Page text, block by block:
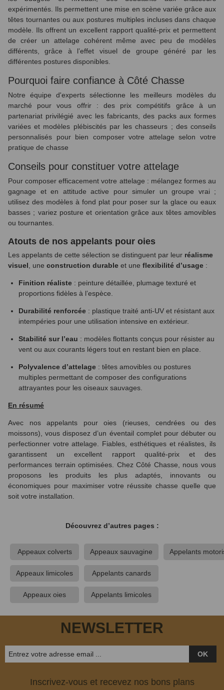
(3 avis)
expérimentés. Ils permettent une mise en scène variée grâce aux
têtes tournantes ou aux postures multiples incluses dans chaque
modèle. Ils offrent un excellent rapport qualité‑prix et permettent
de créer un attelage cohérent même avec peu de modèles
différents, grâce à l’effet visuel de groupe généré par les
différentes postures disponibles.
Pourquoi faire confiance à Côté Chasse
Notre équipe d'experts sélectionne les meilleurs modèles du
marché pour vous offrir : des prix compétitifs grâce à un
partenariat privilégié avec les fabricants, des packs aux formes
variées et modèles plébiscités par les chasseurs ; des conseils
personnalisés pour bien composer votre attelage selon votre
pratique de chasse
Conseils pour constituer votre attelage
Pour composer efficacement votre attelage : mélangez formes au
gagnage et en attitude active pour simuler un groupe vrai ;
utilisez des modèles à fond plat pour poser sur la glace ou eaux
basses ; variez posture et orientation grâce aux têtes amovibles
ou tournantes.
Atouts de nos appelants pour oies
Les appelants de cette sélection se distinguent par leur réalisme
visuel , une construction durable et une flexibilité d’usage :
Finition réaliste : peinture détaillée, plumage texturé et
proportions fidèles à l’espèce.
Durabilité renforcée : plastique traité anti-UV et résistant aux
intempéries pour une utilisation intensive en extérieur.
Stabilité sur l’eau : modèles flottants conçus pour résister au
vent ou aux courants légers tout en restant bien en place.
Polyvalence d’attelage : têtes amovibles ou postures
multiples permettant de composer des configurations
attrayantes pour les oiseaux sauvages.
En résumé
Avec nos appelants pour oies (rieuses, cendrées ou des
moissons), vous disposez d’un éventail complet pour débuter ou
perfectionner votre attelage. Fiables, esthétiques et réalistes, ils
garantissent un excellent rapport qualité‑prix et des
performances terrain optimisées. Chez Côté Chasse, nous vous
proposons les produits les plus adaptés, innovants ou
économiques pour maximiser votre réussite chasse quelle que
soit votre installation.
Découvrez d’autres pages :
Appeaux colverts
Appeaux limicoles
Appeaux oies
Appeaux sauvagine
Appelants canards
Appelants limicoles
Appelants
NEWSLETTER
OK
Inscrivez-vous et recevez nos bons plans